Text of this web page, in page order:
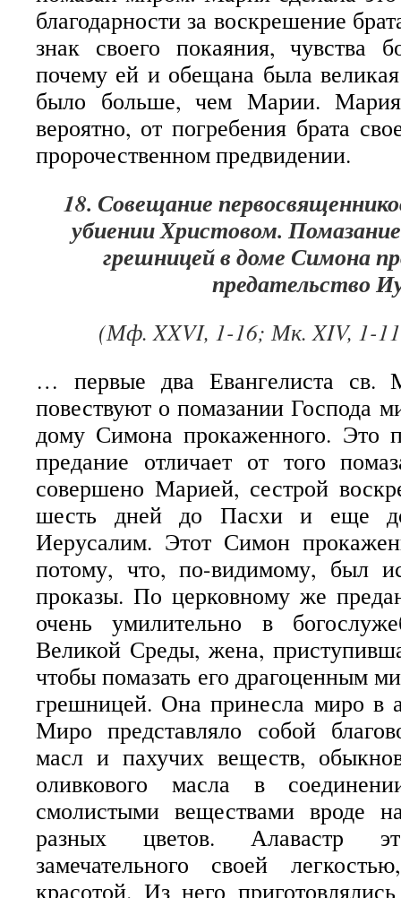
благодарности за воскрешение
знак своего покаяния, чувства
почему ей и обещана была
было больше, чем Марии.
вероятно, от погребения брата
пророчественном предвидении.
18. Совещание
убиении Христовом.
грешницей в доме Симона
предательство
(Мф. XXVI, 1-16; Мк. XIV, 1-
… первые два Евангелиста
повествуют о помазании Господа
дому Симона прокаженного. Это
предание отличает от того
совершено Марией, сестрой
шесть дней до Пасхи и еще
Иерусалим. Этот Симон
потому, что, по-видимому, был
проказы. По церковному же
очень умилительно в
Великой Среды, жена,
чтобы помазать его драгоценным
грешницей. Она принесла миро в
Миро представляло собой
масл и пахучих веществ,
оливкового масла в
смолистыми веществами вроде
разных цветов. Алавастр
замечательного своей
красотой. Из него